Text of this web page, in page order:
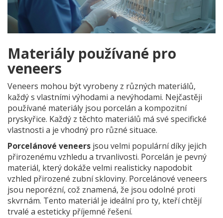
Materiály používané pro
veneers
Veneers mohou být vyrobeny z různých materiálů,
každý s vlastními výhodami a nevýhodami. Nejčastěji
používané materiály jsou porcelán a kompozitní
pryskyřice. Každý z těchto materiálů má své specifické
vlastnosti a je vhodný pro různé situace.
Porcelánové veneers jsou velmi populární díky jejich
přirozenému vzhledu a trvanlivosti. Porcelán je pevný
materiál, který dokáže velmi realisticky napodobit
vzhled přirozené zubní skloviny. Porcelánové veneers
jsou neporézní, což znamená, že jsou odolné proti
skvrnám. Tento materiál je ideální pro ty, kteří chtějí
trvalé a esteticky příjemné řešení.